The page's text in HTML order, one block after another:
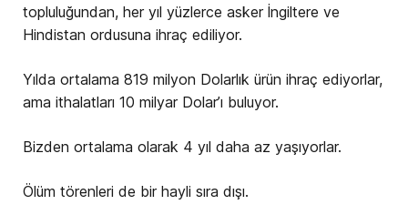
topluluğundan, her yıl yüzlerce asker İngiltere ve
Hindistan ordusuna ihraç ediliyor.
Yılda ortalama 819 milyon Dolarlık ürün ihraç ediyorlar,
ama ithalatları 10 milyar Dolar’ı buluyor.
Bizden ortalama olarak 4 yıl daha az yaşıyorlar.
Ölüm törenleri de bir hayli sıra dışı.